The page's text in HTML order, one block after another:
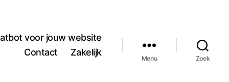
voor jouw website
Contact
Zakelijk
Menu Zoek